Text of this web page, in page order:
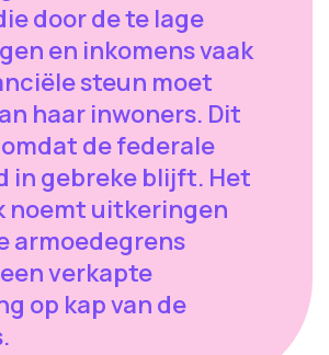
door de te lage
en inkomens vaak
steun moet
haar inwoners. Dit
de federale
in gebreke blijft. Het
noemt uitkeringen
armoedegrens
verkapte
op kap van de